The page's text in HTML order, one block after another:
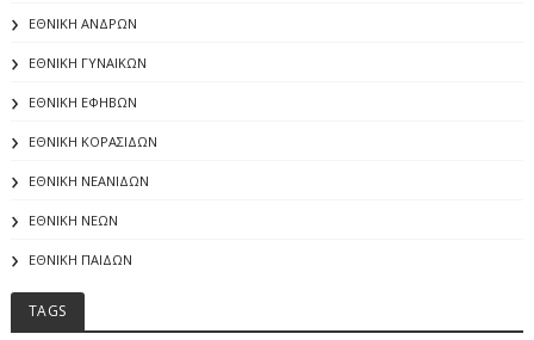
ΕΘΝΙΚΗ ΑΝΔΡΩΝ
ΕΘΝΙΚΗ ΓΥΝΑΙΚΩΝ
ΕΘΝΙΚΗ ΕΦΗΒΩΝ
ΕΘΝΙΚΗ ΚΟΡΑΣΙΔΩΝ
ΕΘΝΙΚΗ ΝΕΑΝΙΔΩΝ
ΕΘΝΙΚΗ ΝΕΩΝ
ΕΘΝΙΚΗ ΠΑΙΔΩΝ
TAGS